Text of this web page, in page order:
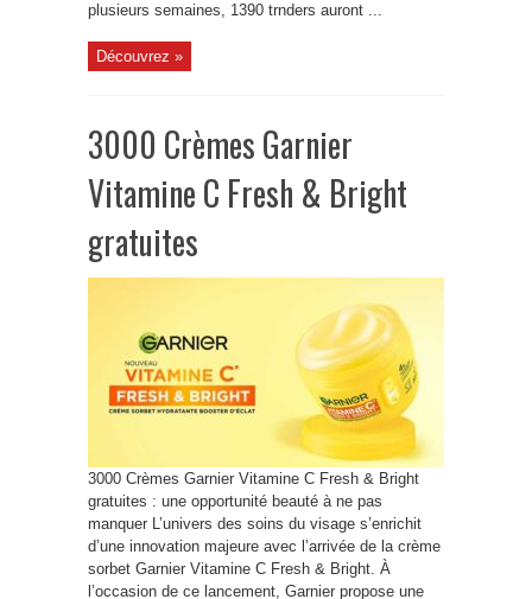
plusieurs semaines, 1390 trnders auront ...
Découvrez »
3000 Crèmes Garnier
Vitamine C Fresh & Bright
gratuites
3000 Crèmes Garnier Vitamine C Fresh & Bright
gratuites : une opportunité beauté à ne pas
manquer L’univers des soins du visage s’enrichit
d’une innovation majeure avec l’arrivée de la crème
sorbet Garnier Vitamine C Fresh & Bright. À
l’occasion de ce lancement, Garnier propose une